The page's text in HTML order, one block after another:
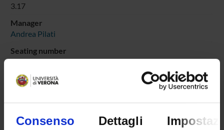
Consenso Dettagli
3.17
Manager
Andrea Pilati
Seating number
1
Department
Department Law